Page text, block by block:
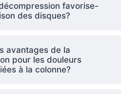
favorise-
des disques?
avantages de la
pour les douleurs
à la colonne?